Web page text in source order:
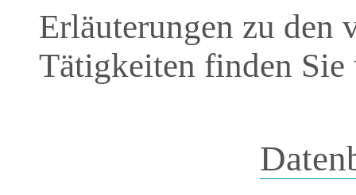
Erläuterungen zu den
Tätigkeiten finden